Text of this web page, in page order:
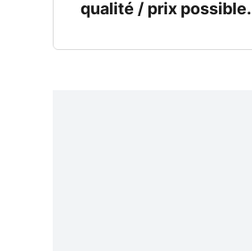
qualité / prix possible.